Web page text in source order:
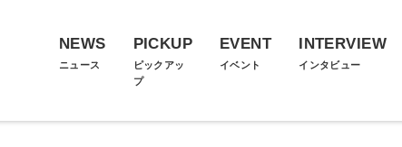
NEWS
ニュース
PICKUP
ピックアッ
プ
EVENT
イベント
INTERVIEW
インタビュー